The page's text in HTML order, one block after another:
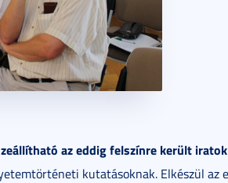
az eddig felszínre került
kutatásoknak. Elkészül az